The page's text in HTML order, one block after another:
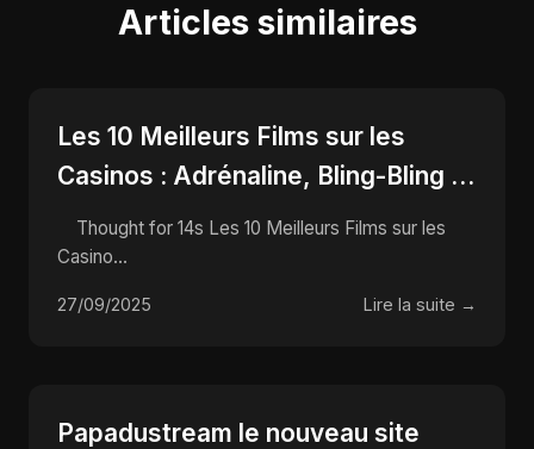
Articles similaires
Les 10 Meilleurs Films sur les
Casinos : Adrénaline, Bling-Bling et
Tours de Carte qui Font Rêver !
Casino...
27/09/2025 Lire la suite →
Papadustream le nouveau site